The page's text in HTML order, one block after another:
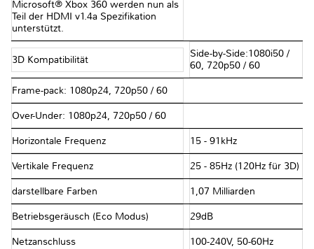
Microsoft® Xbox 360 werden nun als
Teil der HDMI v1.4a Spezifikation
unterstützt.
3D Kompatibilität
Side-by-Side:1080i50 /
60, 720p50 / 60
Frame-pack: 1080p24, 720p50 / 60
Over-Under: 1080p24, 720p50 / 60
Horizontale Frequenz 15 - 91kHz
Vertikale Frequenz 25 - 85Hz (120Hz für 3D)
darstellbare Farben 1,07 Milliarden
Betriebsgeräusch (Eco Modus) 29dB
Netzanschluss 100-240V, 50-60Hz